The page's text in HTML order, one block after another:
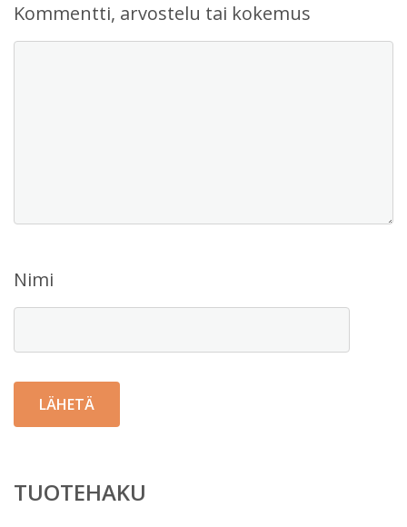
Kommentti, arvostelu tai kokemus
Nimi
TUOTEHAKU